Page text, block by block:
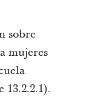
sobre
mujeres
13.2.2.1).